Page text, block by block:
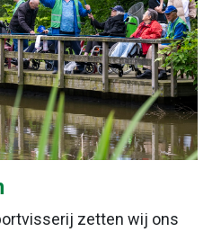
zetten wij ons